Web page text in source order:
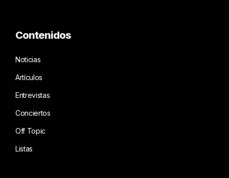
Contenidos
Noticias
Artículos
Entrevistas
Conciertos
Off Topic
Listas